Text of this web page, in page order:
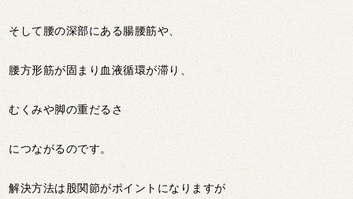
そして腰の深部にある腸腰筋や、
腰方形筋が固まり血液循環が滞り、
むくみや脚の重だるさ
につながるのです。
解決方法は股関節がポイントになりますが